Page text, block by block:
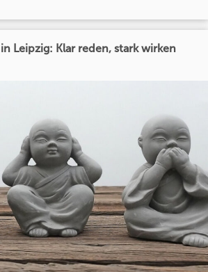
Leipzig: Klar reden, stark wirken